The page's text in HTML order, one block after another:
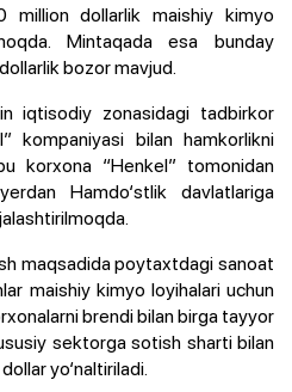
million dollarlik maishiy kimyo
Mintaqada esa bunday
bozor mavjud.
iqtisodiy zonasidagi tadbirkor
kompaniyasi bilan hamkorlikni
korxona “Henkel” tomonidan
Hamdo‘stlik davlatlariga
maqsadida poytaxtdagi sanoat
maishiy kimyo loyihalari uchun
brendi bilan birga tayyor
sektorga sotish sharti bilan
yo‘naltiriladi.